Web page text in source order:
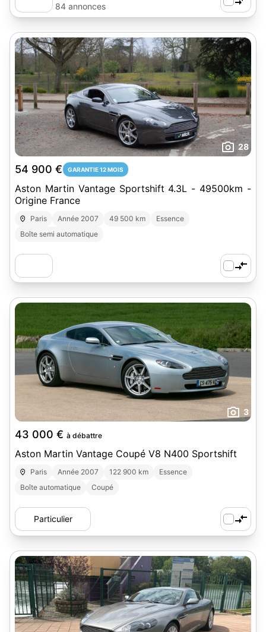
84 annonces
28
54 900 € GARANTIE 12 MOIS
Aston Martin Vantage Sportshift 4.3L - 49500km -
Origine France
Paris Année 2007 49 500 km
Essence
Boîte semi automatique
3
43 000 € à débattre
Aston Martin Vantage Coupé V8 N400 Sportshift
Paris Année 2007 122 900 km
Essence
Boîte automatique
Coupé
Particulier